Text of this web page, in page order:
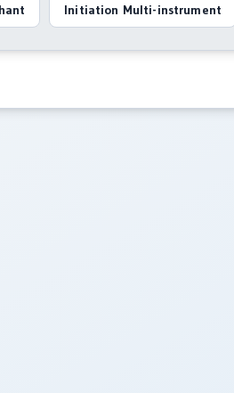
Initiation Multi-instrument